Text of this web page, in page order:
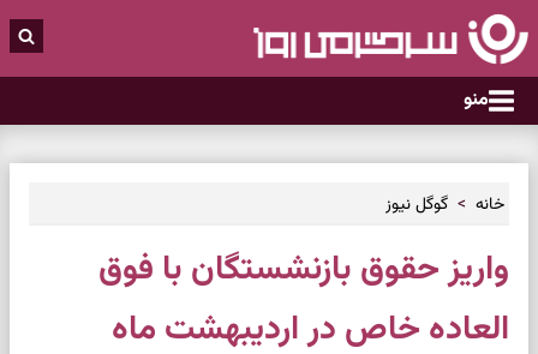
منو
خانه گوگل نیوز
واریز حقوق بازنشستگان با فوق
العاده خاص در اردیبهشت ماه